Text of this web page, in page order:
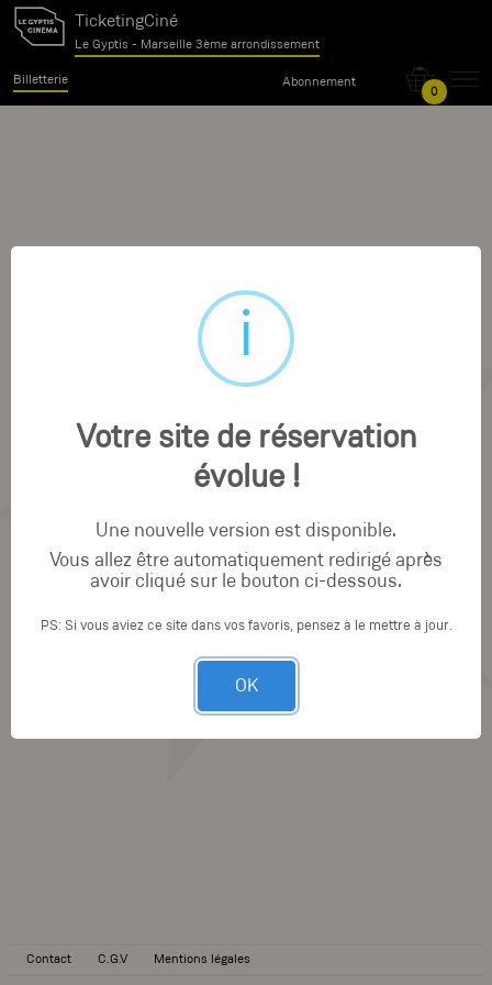
TicketingCiné
Le Gyptis - Marseille 3ème arrondissement
Billetterie Abonnement
0
Contact C.G.V Mentions légales
Votre site de réservation
évolue !
Une nouvelle version est disponible.
Vous allez être automatiquement redirigé après
avoir cliqué sur le bouton ci-dessous.
PS: Si vous aviez ce site dans vos favoris, pensez à le mettre à jour.
OK